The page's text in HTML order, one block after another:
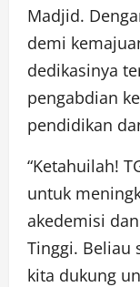
Madjid.
demi
dedikasinya
pengabdian
pendidikan
“Ketahuilah!
untuk
akedemisi
Tinggi. Beliau
kita dukung